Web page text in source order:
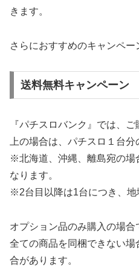
きます。
さらにおすすめのキャンペー
送料無料キャンペーン
『パチスロバンク』では、
上の場合は、パチスロ１台分
※北海道、沖縄、離島宛の場
なります。
※2台目以降は1台につき、地
オプション品のみ購入の場合
全ての商品を同梱できない
合があります。